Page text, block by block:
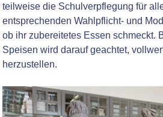
teilweise die Schulverpflegung für
entsprechenden Wahlpflicht- und
ob ihr zubereitetes Essen schmeckt.
Speisen wird darauf geachtet,
herzustellen.